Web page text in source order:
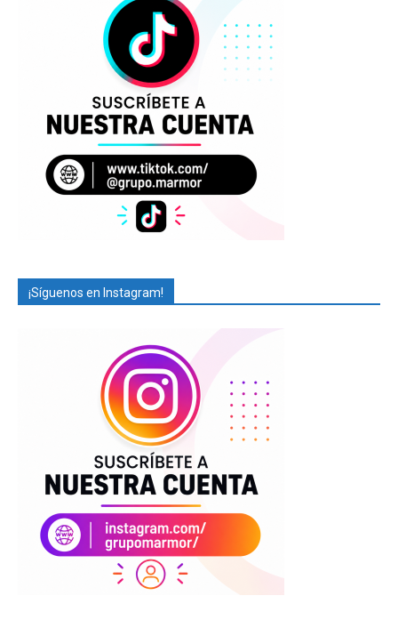
¡Síguenos en Instagram!